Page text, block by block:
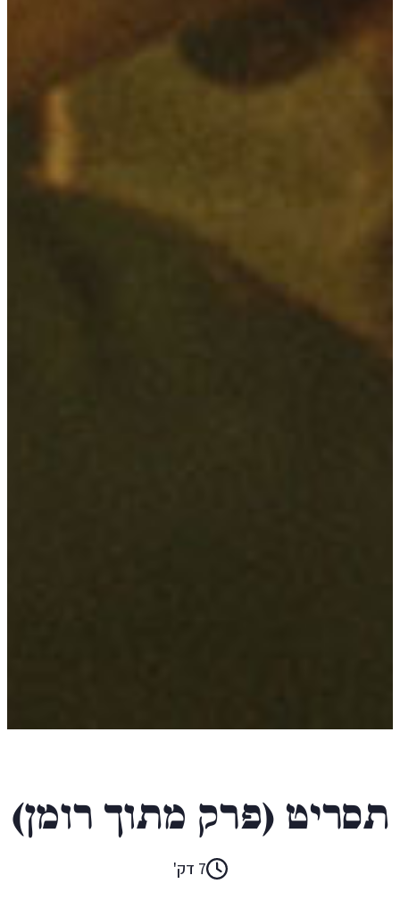
תסריט (פרק מתוך רומן)
7 דק'